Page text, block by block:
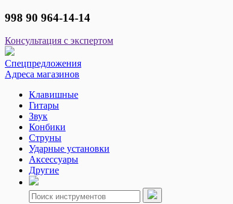
998 90 964-14-14
Консультация с экспертом
Спецпредложения
Адреса магазинов
Клавишные
Гитары
Звук
Конбики
Струны
Ударные установки
Аксессуары
Другие